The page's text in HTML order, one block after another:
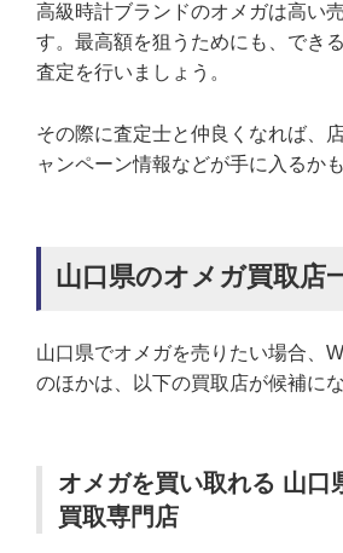
高級時計ブランドのオメガは高い
す。最高額を狙うためにも、でき
査定を行いましょう。
その際に査定士と仲良くなれば、
ャンペーン情報などが手に入るか
山口県のオメガ買取店
山口県でオメガを売りたい場合、
のほかは、以下の買取店が候補にな
オメガを買い取れる 山口
買取専門店